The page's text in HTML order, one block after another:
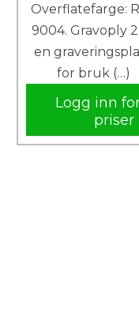
Overflatefarge:
9004. Gravoply
en
for bruk (…)
Logg inn
priser